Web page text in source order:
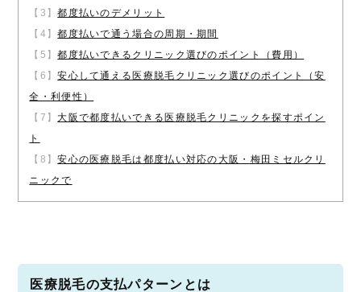
【3】都度払いのデメリット
【4】都度払いで通う場合の周期・期間
【5】都度払いできるクリニック選びのポイント（費用）
【6】安心して通える医療脱毛クリニック選びのポイント（安
全・利便性）
【7】大阪で都度払いできる医療脱毛クリニックを探すポイン
ト
【8】安心の医療脱毛は都度払い対応の大阪・梅田ミセルクリ
ニックで
医療脱毛の支払パターンとは